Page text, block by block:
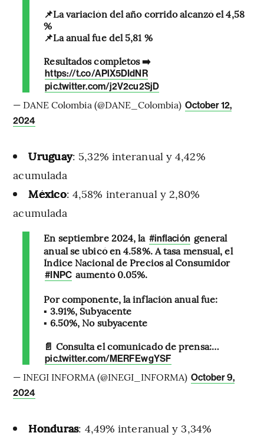
📌La variación del año corrido alcanzó el 4,58
%
📌La anual fue del 5,81 %
Resultados completos ➡️
https://t.co/APlX5DIdNR
pic.twitter.com/j2V2cu2SjD
— DANE Colombia (@DANE_Colombia) October 12,
2024
Uruguay: 5,32% interanual y 4,42%
acumulada
México: 4,58% interanual y 2,80%
acumulada
En septiembre 2024, la #inflación general
anual se ubicó en 4.58%. A tasa mensual, el
Índice Nacional de Precios al Consumidor
#INPC aumentó 0.05%.
Por componente, la inflación anual fue:
▪️ 3.91%, Subyacente
▪️ 6.50%, No subyacente
📄 Consulta el comunicado de prensa:…
pic.twitter.com/MERFEwgYSF
— INEGI INFORMA (@INEGI_INFORMA) October 9,
2024
Honduras: 4,49% interanual y 3,34%